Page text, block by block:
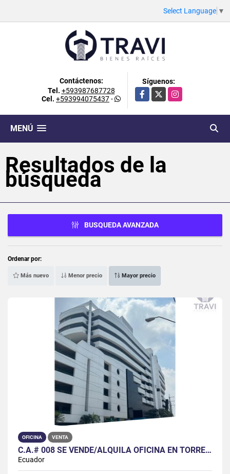
Select Language ▼
Contáctenos:
Tel. +593987687728
Cel. +593994075437-
Síguenos:
Facebook
X Instagram
MENÚ
Resultados de la
búsqueda
BUSQUEDA AVANZADA
Ordenar por:
Más nuevo Menor precio Mayor precio
OFICINA VENTA
C.A.# 008 SE VENDE/ALQUILA OFICINA EN TORRES DEL NORTE
Ecuador